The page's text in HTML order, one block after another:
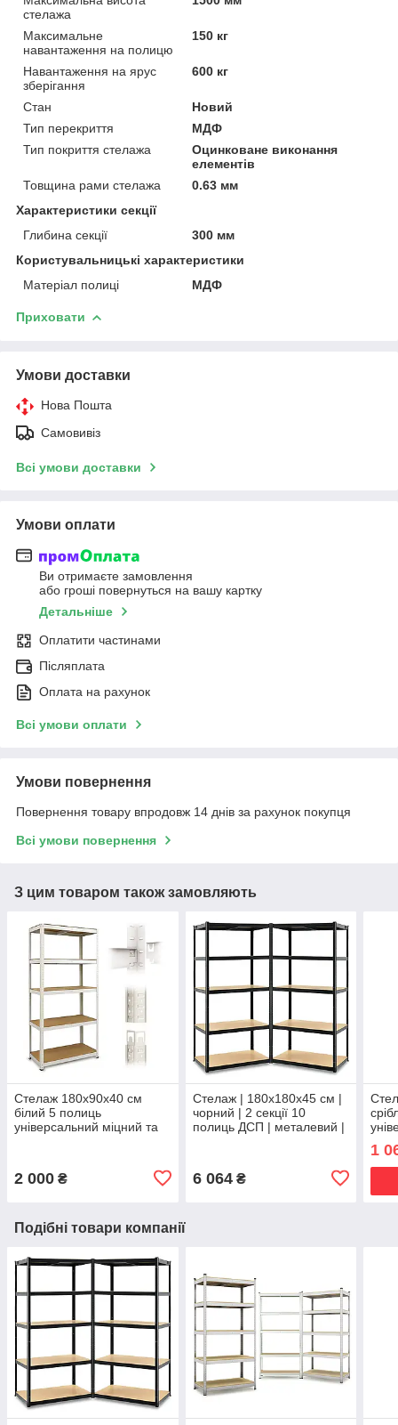
стелажа
Максимальне
навантаження на полицю
150 кг
Навантаження на ярус
зберігання
600 кг
Стан
Новий
Тип перекриття
МДФ
Тип покриття стелажа
Оцинковане виконання
елементів
Товщина рами стелажа
0.63 мм
Характеристики секції
Глибина секції
300 мм
Користувальницькі характеристики
Матеріал полиці
МДФ
Приховати
Умови доставки
Нова Пошта
Самовивіз
Всі умови доставки
Умови оплати
Ви отримаєте замовлення
або гроші повернуться на вашу картку
Детальніше
Оплатити частинами
Післяплата
Оплата на рахунок
Всі умови оплати
Умови повернення
Повернення товару впродовж 14 днів за рахунок покупця
Всі умови повернення
З цим товаром також замовляють
Стелаж 180х90х40 см
білий 5 полиць
універсальний міцний та
2 000 ₴
Стелаж | 180х180х45 см |
чорний | 2 секції 10
полиць ДСП | металевий |
6 064₴
1
Подібні товари компанії